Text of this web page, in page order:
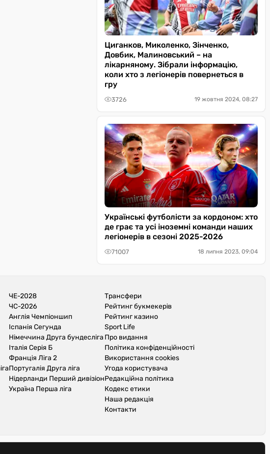
Циганков, Миколенко, Зінченко,
Довбик, Малиновський – на
лікарняному. Зібрали інформацію,
коли хто з легіонерів повернеться в
гру
3726 19 жовтня 2024, 08:27
Українські футболісти за кордоном: хто
де грає та усі іноземні команди наших
легіонерів в сезоні 2025-2026
71007 18 липня 2023, 09:04
ЧЕ-2028
ЧС-2026
Англія Чемпіоншип
Іспанія Сегунда
Німеччина Друга бундесліга
Італія Серія Б
Франція Ліга 2
Португалія Друга ліга
Нідерланди Перший дивізіон
Україна Перша ліга
Трансфери
Рейтинг букмекерів
Рейтинг казино
Sport Life
Про видання
Політика конфіденційності
Використання cookies
Угода користувача
Редакційна політика
Кодекс етики
Наша редакція
Контакти